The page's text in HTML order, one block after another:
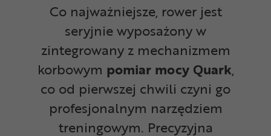
Co najważniejsze, rower jest
seryjnie wyposażony w
zintegrowany z mechanizmem
korbowym pomiar mocy Quark,
co od pierwszej chwili czyni go
profesjonalnym narzędziem
treningowym. Precyzyjna